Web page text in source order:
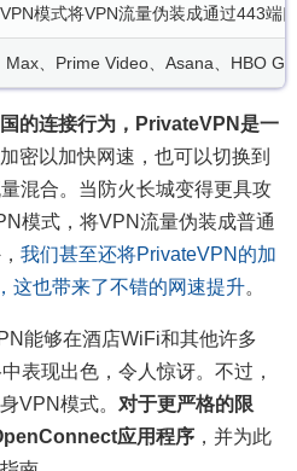
模式将VPN流量伪装成通过443端
Max、Prime Video、Asana、HBO
的连接行为，PrivateVPN是一
密以加快网速，也可以切换到
混合。当防火长城变得更具攻
模式，将VPN流量伪装成普通
我们甚至还将PrivateVPN的加
这也带来了不错的网速提升。
能够在酒店WiFi和其他许多
表现出色，令人惊讶。不过，
VPN模式。 对于更严格的限
应用程序 ，并为此